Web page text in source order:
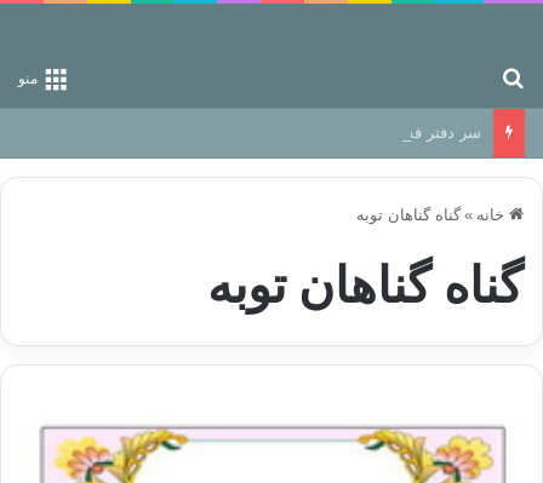
منو
سر دفتر فساد در زمین‌، دوری وکناره‌گیری از راه خداست‌!
خانه » گناه گناهان توبه
گناه گناهان توبه